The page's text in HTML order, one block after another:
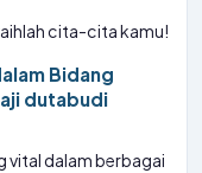
cita-cita kamu!
Bidang
dutabudi
vital dalam berbagai